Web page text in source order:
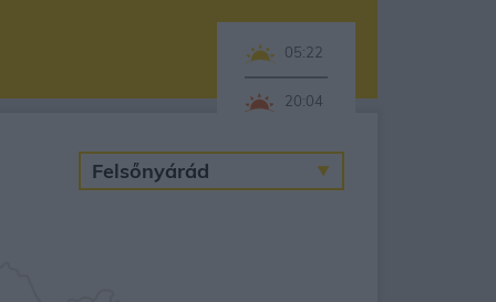
05:22
20:04